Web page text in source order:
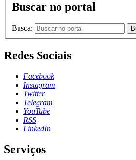
Buscar no portal
Busca:
Redes Sociais
Facebook
Instagram
Twitter
Telegram
YouTube
RSS
LinkedIn
Serviços